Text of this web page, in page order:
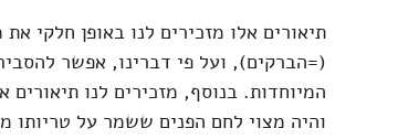
תיאורים אלו מזכירים לנו באופן חלקי
(=הברקים), ועל פי דברינו, אפשר
המיוחדות. בנוסף, מזכירים לנו
והיה מצוי לחם הפנים ששמר על